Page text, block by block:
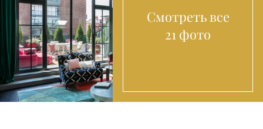
Смотреть все
21 фото